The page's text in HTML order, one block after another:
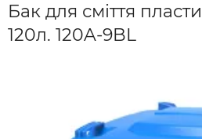
Бак для сміття
120л. 120A-9BL